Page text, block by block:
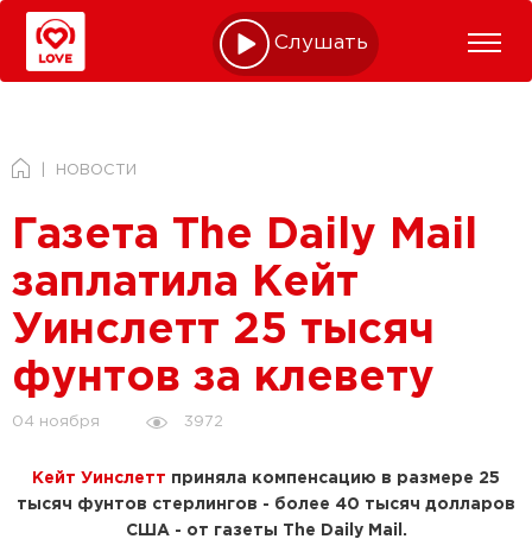
Слушать online
НОВОСТИ
Газета The Daily Mail
заплатила Кейт
Уинслетт 25 тысяч
фунтов за клевету
04 ноября 3972
Кейт Уинслетт приняла компенсацию в размере 25
тысяч фунтов стерлингов - более 40 тысяч долларов
США - от газеты The Daily Mail.